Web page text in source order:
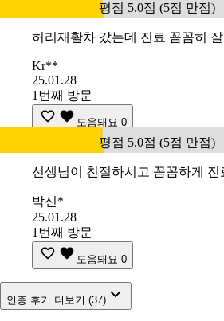
평점 5.0점 (5점 만점)
허리재활차 갔는데 진료 꼼꼼히
Kr**
25.01.28
1번째 방문
도움돼요 0
평점 5.0점 (5점 만점)
선생님이 친절하시고 꼼꼼하게 진
박신*
25.01.28
1번째 방문
도움돼요 0
인증 후기 더보기 (37)